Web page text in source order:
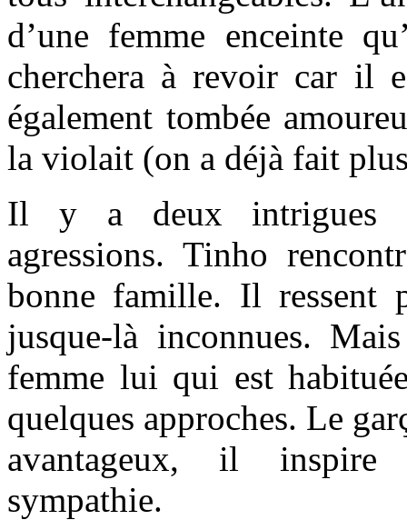
d’une femme enceinte
cherchera à revoir car il
également tombée
la violait (on a déjà fait
Il y a deux intrigues
agressions. Tinho
bonne famille. Il ressent
jusque-là inconnues.
femme lui qui est
quelques approches. Le
avantageux, il
sympathie.